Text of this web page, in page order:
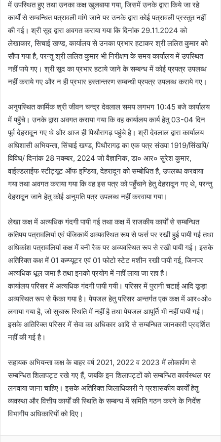
में उपस्थित हुए तथा उनका कक्ष खुलबाया गया, जिसमें उनके द्वारा किये जा रहे
कार्यों से सम्बन्धित पत्रावली मांगे जाने पर उनके द्वारा कोई पत्रावली प्रस्तुत नहीं
की गई। श्री सूद द्वारा अवगत कराया गया कि दिनांक 29.11.2024 को
लेखाकार, सिचाई खण्ड, कार्यालय से उनका प्रभार हटाकर श्री ललित कुमार को
सौंपा गया है, परन्तु श्री ललित कुमार भी निरीक्षण के समय कार्यालय में उपस्थित
नहीं पाये गए। श्री सूद का प्रभार हटाये जाने के सम्बन्ध में कोई प्रपत्र उपलब्ध
नहीं कराये गए और न ही प्रभार हस्तान्तरण सम्बन्धी प्रपत्र उपलब्ध कराये गए।
अनुपस्थित कार्मिक श्री जीवन चन्द्र देवलाल समय लगभग 10:45 बजे कार्यालय
में पहुँचे। उनके द्वारा अवगत कराया गया कि वह कार्यालय कार्य हेतु 03-04 दिन
पूर्व देहरादून गए थे और आज ही पिथौरागढ़ पहुंचे है। श्री देवलाल द्वारा कार्यालय
अधिशासी अभियन्ता, सिंचाई खण्ड, पिथौरागढ़ का एक पत्र संख्या 1919/सिंखपि/
विविध/ दिनांक 28 नवम्बर, 2024 जो वैज्ञानिक, डा० आर० सुरेश कुमार,
वाईल्डलाईफ स्टीट्यूट ऑफ इण्डिया, देहरादून को सम्बोधित है, उपलब्ध करवाया
गया तथा अवगत कराया गया कि वह इस पत्र को पहुँचाने हेतु देहरादून गए थे, परन्तु
देहरादून जाने हेतु कोई अनुमति पत्र उपलब्ध नहीं करवाया गया।
लेखा कक्ष में अत्यधिक गंदगी पायी गई तथा कक्ष में राजकीय कार्यों से सम्बन्धित
कतिपय पत्रावलियां एवं पंजिकायें अव्यवस्थित रूप से फर्स पर रखी हुई पायी गई तथा
अधिकांश पत्रावलियां कक्ष में बनी रैक पर अव्यवस्थित रूप से रखी पायी गई। इसके
अतिरिक्त कक्ष में 01 कम्प्यूटर एवं 01 फोटो स्टेट मशीन रखी पायी गई, जिनपर
अत्यधिक धूल जमा है तथा इनको प्रयोग में नहीं लाया जा रहा है।
कार्यालय परिसर में अत्यधिक गंदगी पायी गयी। परिसर में पुरानी चटाई आदि कूड़ा
अव्यस्थित रूप से फेंका गया है। पेयजल हेतु परिसर अन्तर्गत एक कक्ष में आर०ओ०
लगाया गया है, जो सुचारू स्थिति में नहीं है तथा पेयजल आपूर्ति भी नहीं पायी गई।
इसके अतिरिक्त परिसर में सेवा का अधिकार आदि से सम्बन्धित जानकारी प्रदर्शित
नहीं की गई है।
सहायक अभियन्ता कक्ष के बाहर वर्ष 2021, 2022 व 2023 में लोकार्पण से
सम्बन्धित शिलापट्ट रखे गए हैं, जबकि इन शिलापट्टों को सम्बन्धित कार्यस्थल पर
लगवाया जाना चाहिए। इसके अतिरिक्त जिलाधिकारी ने प्रशासकीय कार्यों हेतु
व्यवस्था और वित्तीय कार्यों की स्थिति के सम्बन्ध में समिति गठन करने के निर्देश
विभागीय अधिकारियों को दिए।